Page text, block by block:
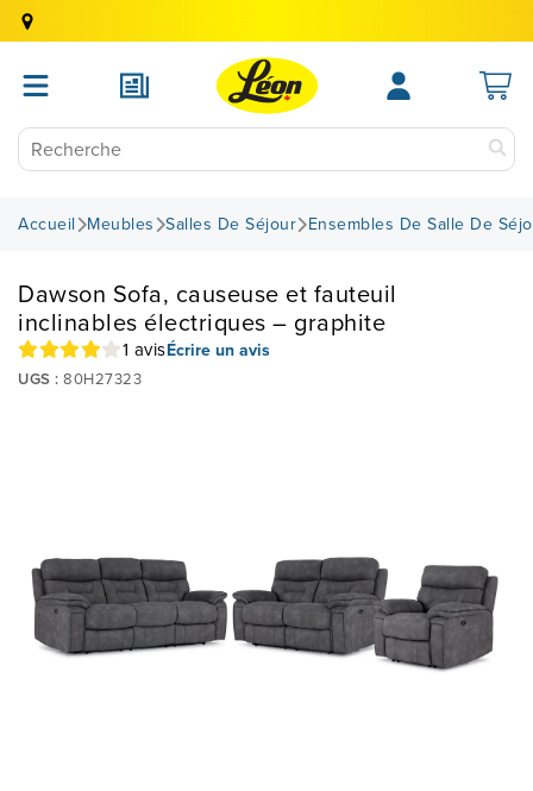
Accueil Meubles Salles De Séjour Ensembles De Salle De
Dawson Sofa, causeuse et fauteuil
inclinables électriques – graphite
1 avisÉcrire un avis
UGS : 80H27323